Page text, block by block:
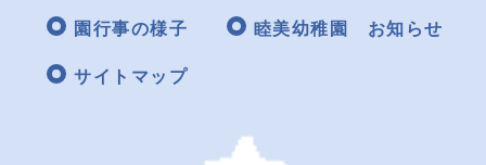
園行事の様子
睦美幼稚園 お知らせ
サイトマップ